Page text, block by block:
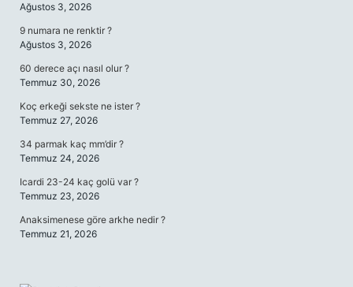
Ağustos 3, 2026
9 numara ne renktir ?
Ağustos 3, 2026
60 derece açı nasıl olur ?
Temmuz 30, 2026
Koç erkeği sekste ne ister ?
Temmuz 27, 2026
34 parmak kaç mm’dir ?
Temmuz 24, 2026
Icardi 23-24 kaç golü var ?
Temmuz 23, 2026
Anaksimenese göre arkhe nedir ?
Temmuz 21, 2026